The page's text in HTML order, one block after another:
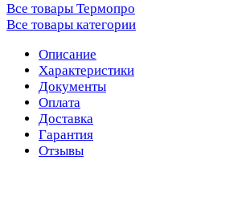
Все товары Термопро
Все товары категории
Описание
Характеристики
Документы
Оплата
Доставка
Гарантия
Отзывы